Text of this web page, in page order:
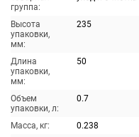
группа:
Высота
упаковки,
мм:
235
Длина
упаковки,
мм:
50
Объем
упаковки, л:
0.7
Масса, кг:
0.238